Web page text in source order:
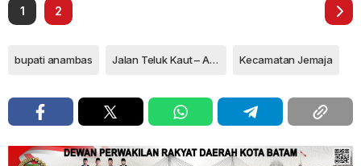
1 2
bupati anambas Jalan Teluk Kaut – Atap Kecamatan Jemaja